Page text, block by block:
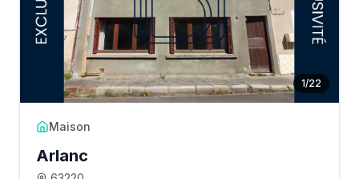
1/22
Maison
Arlanc